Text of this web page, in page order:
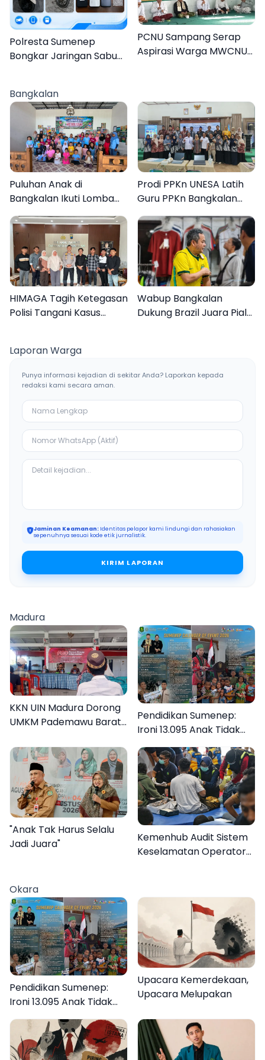
Polresta Sumenep
Bongkar Jaringan Sabu
PCNU Sampang Serap
Aspirasi Warga MWCNU
Bangkalan
Puluhan Anak di
Bangkalan Ikuti Lomba
Mewarnai Bertema
Liburan Keluarga
Prodi PPKn UNESA Latih
Guru PPKn Bangkalan
dengan Pembelajaran
Inovasi Teknologi
HIMAGA Tagih Ketegasan
Polisi Tangani Kasus
Wabup Bangkalan
Dukung Brazil Juara Piala
Laporan Warga
Punya informasi kejadian di sekitar Anda? Laporkan kepada
redaksi kami secara aman.
Jaminan Keamanan: Identitas pelapor kami lindungi dan rahasiakan
sepenuhnya sesuai kode etik jurnalistik.
KIRIM LAPORAN
Madura
KKN UIN Madura Dorong
UMKM Pademawu Barat
Pendidikan Sumenep:
Ironi 13.095 Anak Tidak
Sekolah Menyaksikan
Semarak Festival
Kalender Event 2026
"Anak Tak Harus Selalu
Jadi Juara"
Kemenhub Audit Sistem
Keselamatan Operator
Okara
Pendidikan Sumenep:
Ironi 13.095 Anak Tidak
Sekolah Menyaksikan
Semarak Festival
Kalender Event 2026
Upacara Kemerdekaan,
Upacara Melupakan